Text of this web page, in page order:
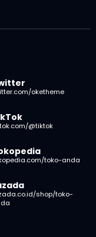
oketheme
@tiktok
toko-anda
shop/toko-